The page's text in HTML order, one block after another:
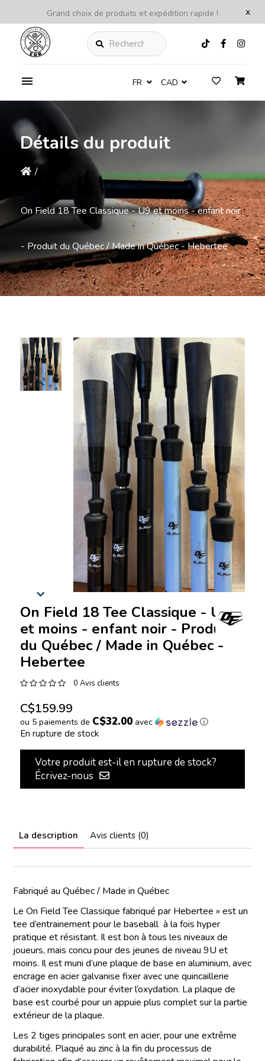
x
Grand choix de produits et expédition rapide !
Rechercher
FR CAD
Détails du produit
/
On Field 18 Tee Classique - U9 et moins - enfant noir
- Produit du Québec / Made in Québec - Hebertee
On Field 18 Tee Classique - U9
et moins - enfant noir - Produit
du Québec / Made in Québec -
Hebertee
0 Avis clients
C$159.99
ou 5 paiements de C$32.00avec ⓘ
En rupture de stock
Votre produit est-il en rupture de stock?
Écrivez-nous
La description Avis clients (0)
Fabriqué au Québec / Made in Québec
Le On Field Tee Classique fabriqué par Hebertee » est un
tee d’entrainement pour le baseball à la fois hyper
pratique et résistant. Il est bon à tous les niveaux de
joueurs, mais concu pour des jeunes de niveau 9U et
moins. Il est muni d’une plaque de base en aluminium, avec
encrage en acier galvanise fixer avec une quincaillerie
d’acier inoxydable pour éviter l’oxydation. La plaque de
base est courbé pour un appuie plus complet sur la partie
extérieur de la plaque.
Les 2 tiges principales sont en acier, pour une extrême
durabilité. Plaqué au zinc à la fin du processus de